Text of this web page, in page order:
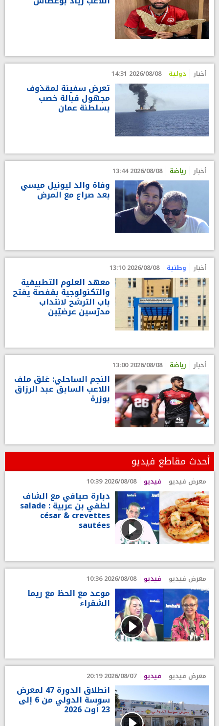
أخبار دولية 2026/08/08 14:31
تعرض سفينة لمقذوف
مجهول قبالة خصب
بسلطنة عمان
أخبار رياضة 2026/08/08 13:44
وفاة والد ليونيل ميسي
بعد صراع مع المرض
أخبار وطنية 2026/08/08 13:10
معهد العلوم التطبيقية
والتكنولوجية بقفصة يفتح
باب الترشح لانتداب
مدرّسين عرضيّين
أخبار رياضة 2026/08/08 13:00
النجم الساحلي: غلق ملف
اللاعب السابق عبد الرزاق
بوزرة
أحدث مقاطع فيديو
معرض فيديو فيديو 2026/08/08 10:39
دبارة صيافي مع الشاف
لطفي بن عربية : salade
césar & crevettes
sautées
معرض فيديو فيديو 2026/08/08 10:36
موعد مع الحظ مع ريما
الشقراء
معرض فيديو فيديو 2026/08/07 20:19
انطلاق الدورة 47 لمعرض
سوسة الدولي من 6 إلى
23 أوت 2026